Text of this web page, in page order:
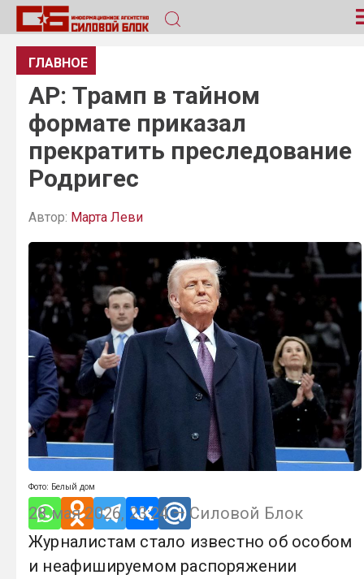
ГЛАВНОЕ
AP: Трамп в тайном
формате приказал
прекратить преследование
Родригес
Автор: Марта Леви
Фото: Белый дом
28 мая 2026, 23:24 — Силовой Блок
Журналистам стало известно об особом
и неафишируемом распоряжении